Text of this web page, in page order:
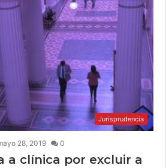
Jurisprudencia
28, 2019 0
a clínica por excluir a